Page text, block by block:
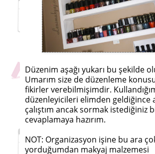
Düzenim aşağı yukarı bu şekilde
Umarım size de düzenleme
fikirler verebilmişimdir.
düzenleyicileri elimden geldiğince
çalıştım ancak sormak istediğiniz
cevaplamaya hazırım.
NOT: Organizasyon işine bu ara
yorduğumdan makyaj malzemesi